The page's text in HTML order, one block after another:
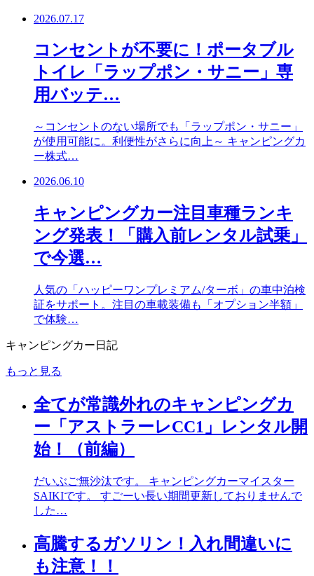
2026.07.17
コンセントが不要に！ポータブル
トイレ「ラップポン・サニー」専
用バッテ…
～コンセントのない場所でも「ラップポン・サニー」
が使用可能に。利便性がさらに向上～ キャンピングカ
ー株式…
2026.06.10
キャンピングカー注目車種ランキ
ング発表！「購入前レンタル試乗」
で今選…
人気の「ハッピーワンプレミアム/ターボ」の車中泊検
証をサポート。注目の車載装備も「オプション半額」
で体験…
キャンピングカー日記
もっと見る
全てが常識外れのキャンピングカ
ー「アストラーレCC1」レンタル開
始！（前編）
だいぶご無沙汰です。 キャンピングカーマイスター
SAIKIです。 すごーい長い期間更新しておりませんで
した…
高騰するガソリン！入れ間違いに
も注意！！